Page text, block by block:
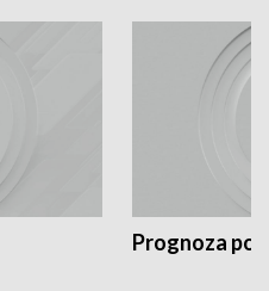
Prognoza